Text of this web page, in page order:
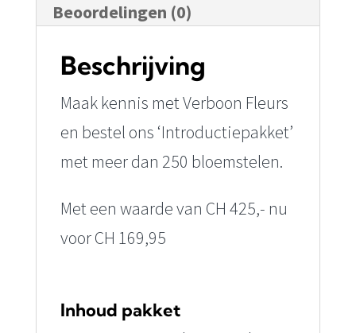
Beoordelingen (0)
Beschrijving
Maak kennis met Verboon Fleurs
en bestel ons ‘Introductiepakket’
met meer dan 250 bloemstelen.
Met een waarde van CH 425,- nu
voor CH 169,95
Inhoud pakket